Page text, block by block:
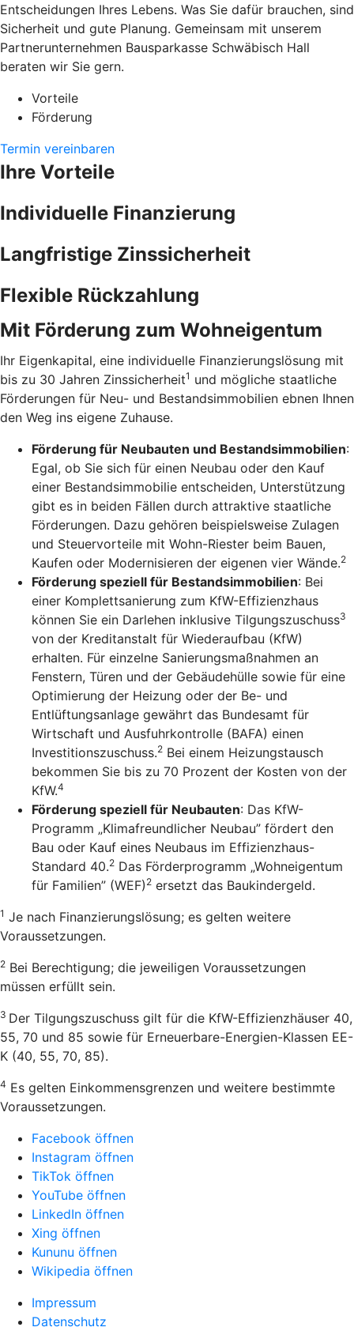
Entscheidungen Ihres Lebens. Was Sie dafür brauchen, sind
Sicherheit und gute Planung. Gemeinsam mit unserem
Partnerunternehmen Bausparkasse Schwäbisch Hall
beraten wir Sie gern.
Vorteile
Förderung
Termin vereinbaren
Ihre Vorteile
Individuelle Finanzierung
Langfristige Zinssicherheit
Flexible Rückzahlung
Mit Förderung zum Wohneigentum
Ihr Eigenkapital, eine individuelle Finanzierungslösung mit
bis zu 30 Jahren Zinssicherheit1 und mögliche staatliche
Förderungen für Neu- und Bestandsimmobilien ebnen Ihnen
den Weg ins eigene Zuhause.
Förderung für Neubauten und Bestandsimmobilien:
Egal, ob Sie sich für einen Neubau oder den Kauf
einer Bestandsimmobilie entscheiden, Unterstützung
gibt es in beiden Fällen durch attraktive staatliche
Förderungen. Dazu gehören beispielsweise Zulagen
und Steuervorteile mit Wohn-Riester beim Bauen,
Kaufen oder Modernisieren der eigenen vier Wände.2
Förderung speziell für Bestandsimmobilien: Bei
einer Komplettsanierung zum KfW-Effizienzhaus
können Sie ein Darlehen inklusive Tilgungszuschuss3
von der Kreditanstalt für Wiederaufbau (KfW)
erhalten. Für einzelne Sanierungsmaßnahmen an
Fenstern, Türen und der Gebäudehülle sowie für eine
Optimierung der Heizung oder der Be- und
Entlüftungsanlage gewährt das Bundesamt für
Wirtschaft und Ausfuhrkontrolle (BAFA) einen
Investitionszuschuss.2 Bei einem Heizungstausch
bekommen Sie bis zu 70 Prozent der Kosten von der
KfW.4
Förderung speziell für Neubauten: Das KfW-
Programm „Klimafreundlicher Neubau” fördert den
Bau oder Kauf eines Neubaus im Effizienzhaus-
Standard 40.2 Das Förderprogramm „Wohneigentum
für Familien” (WEF) 2 ersetzt das Baukindergeld.
1 Je nach Finanzierungslösung; es gelten weitere
Voraussetzungen.
2 Bei Berechtigung; die jeweiligen Voraussetzungen
müssen erfüllt sein.
3 Der Tilgungszuschuss gilt für die KfW-Effizienzhäuser 40,
55, 70 und 85 sowie für Erneuerbare-Energien-Klassen EE-
K (40, 55, 70, 85).
4 Es gelten Einkommensgrenzen und weitere bestimmte
Voraussetzungen.
Facebook öffnen
Instagram öffnen
TikTok öffnen
YouTube öffnen
LinkedIn öffnen
Xing öffnen
Kununu öffnen
Wikipedia öffnen
Impressum
Datenschutz